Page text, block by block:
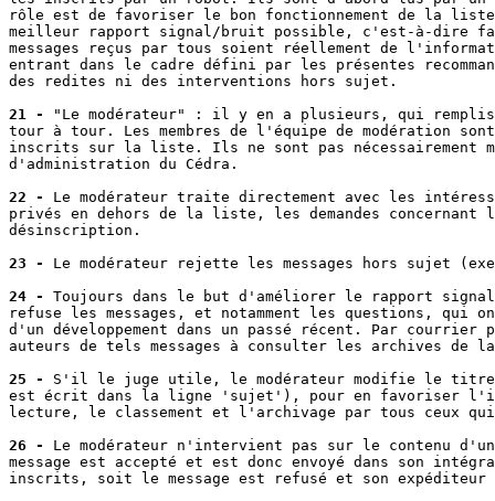
rôle est de favoriser le bon fonctionnement de la liste
meilleur rapport signal/bruit possible, c'est-à-dire
messages reçus par tous soient réellement de
entrant dans le cadre défini par les présentes
des redites ni des interventions hors sujet.
21 -
"Le modérateur" : il y en a plusieurs, qui
tour à tour. Les membres de l'équipe de modération
inscrits sur la liste. Ils ne sont pas nécessairement
d'administration du Cédra.
22 -
Le modérateur traite directement avec les
privés en dehors de la liste, les demandes
désinscription.
23 -
Le modérateur rejette les messages hors sujet
24 -
Toujours dans le but d'améliorer le rapport
refuse les messages, et notamment les questions,
d'un développement dans un passé récent. Par
auteurs de tels messages à consulter les archives de
25 -
S'il le juge utile, le modérateur modifie le titre
est écrit dans la ligne 'sujet'), pour en favoriser
lecture, le classement et l'archivage par tous ceux
26 -
Le modérateur n'intervient pas sur le contenu
message est accepté et est donc envoyé dans son
inscrits, soit le message est refusé et son expéditeur